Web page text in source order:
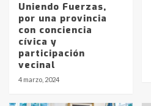
Uniendo Fuerzas,
por una provincia
con conciencia
cívica y
participación
vecinal
4 marzo, 2024